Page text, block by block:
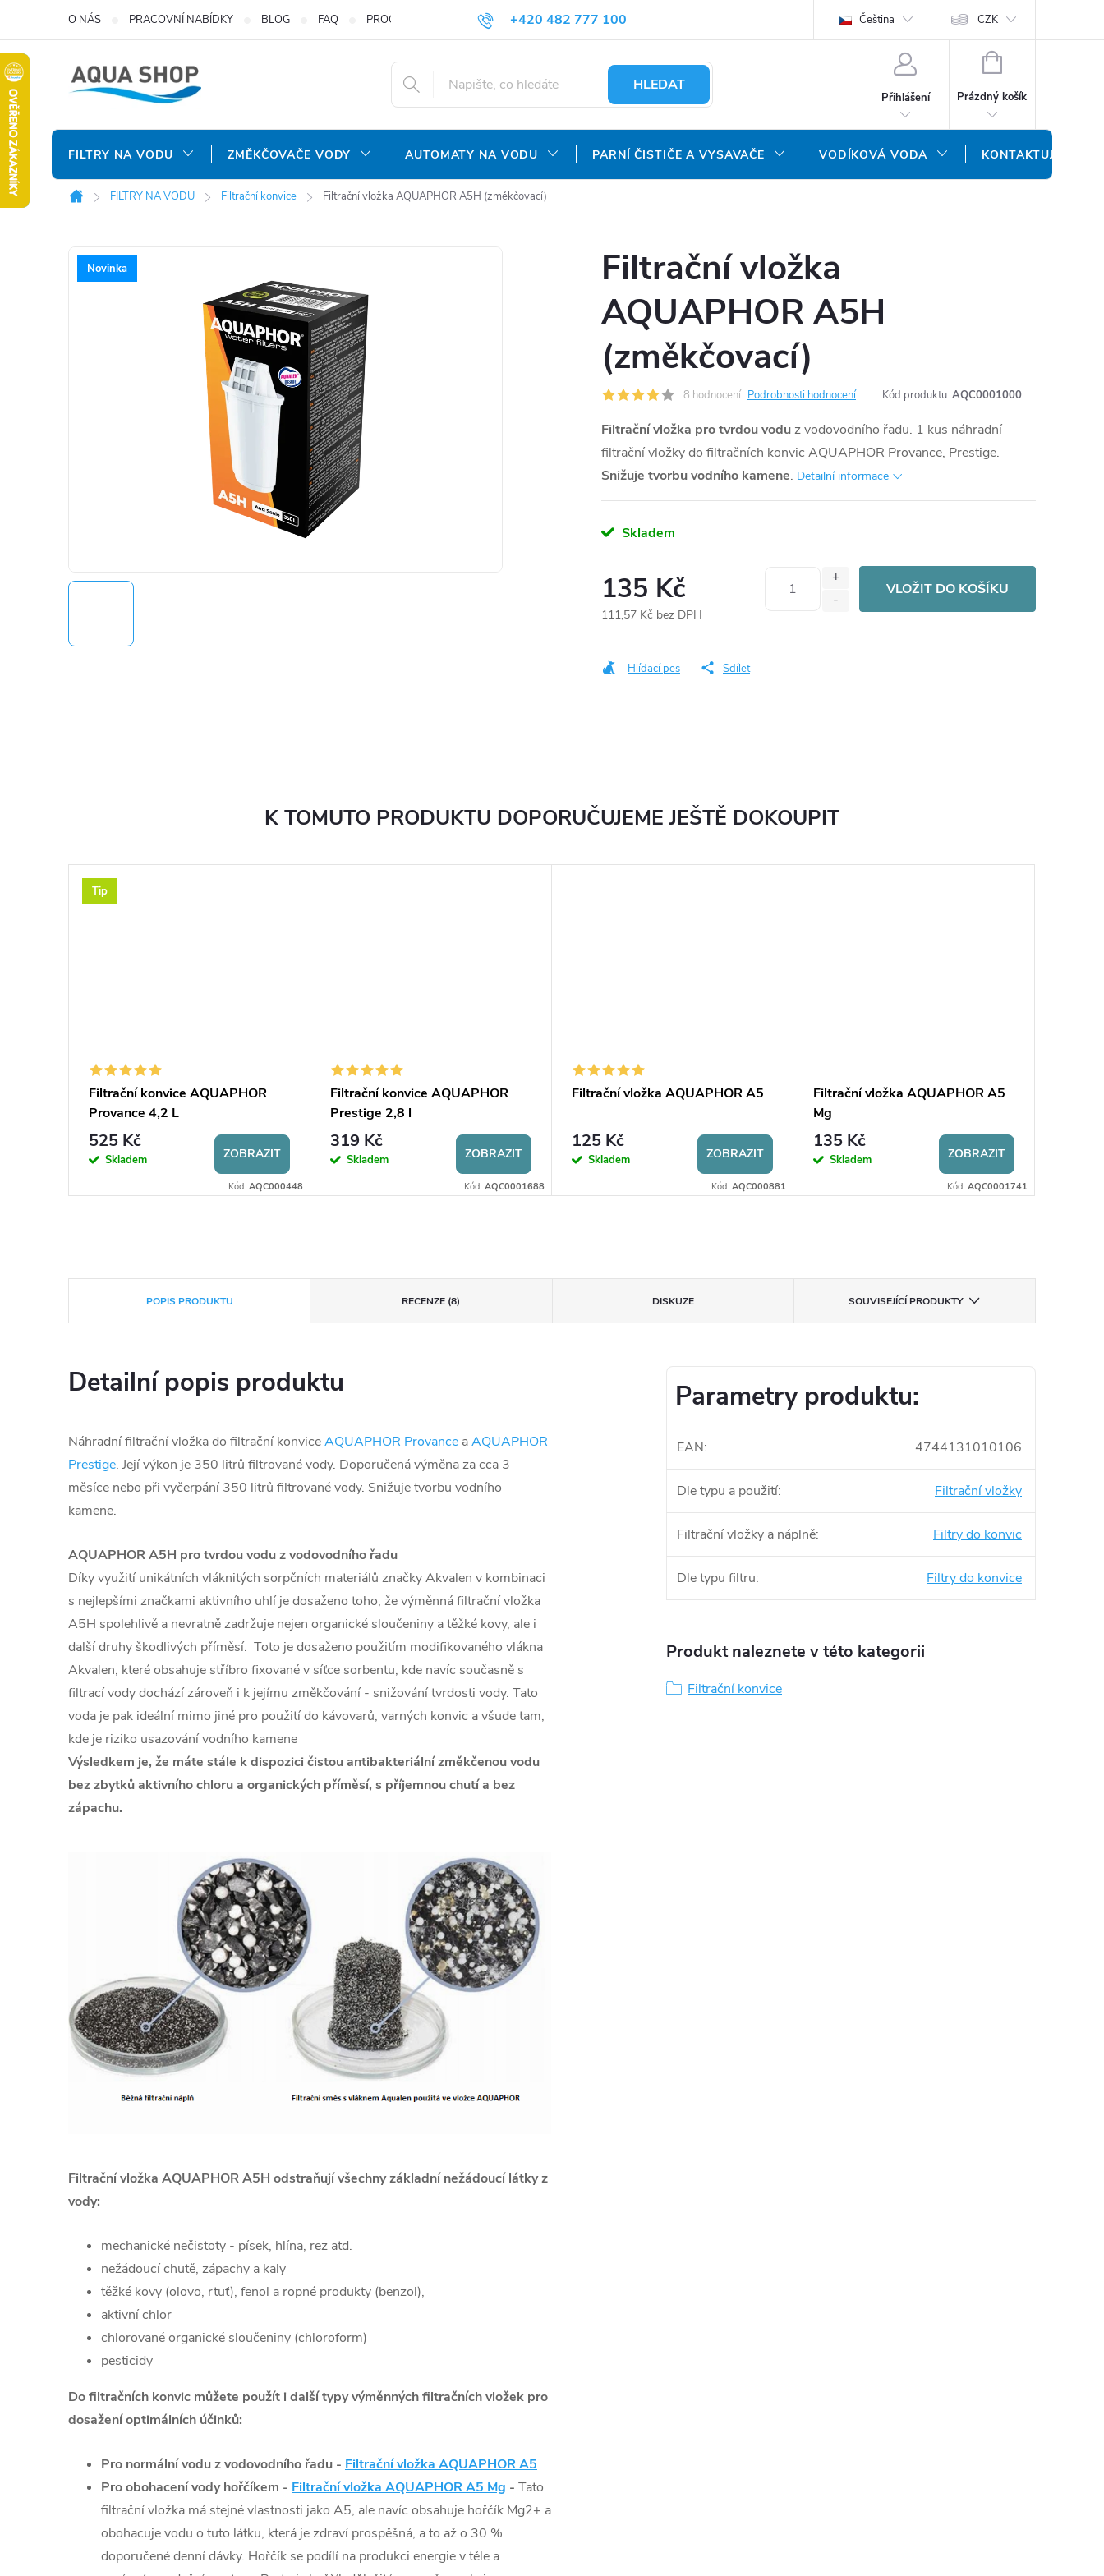
obsah
+420 482 777 100
objednavky@agroaquapro.cz
O NÁS PRACOVNÍ NABÍDKY BLOG FAQ PROČ NAKUPOVAT U NÁS? DOPRAVA A PLATBA OCHRANA OSOBNÍCH ÚDAJŮ NÁŠ SLOVENSKÝ E-
Čeština CZK
HLEDAT
Přihlášení
NÁKUPNÍ
Prázdný košík
FILTRY NA VODU ZMĚKČOVAČE VODY AUTOMATY NA VODU PARNÍ ČISTIČE A VYSAVAČE VODÍKOVÁ VODA KONTAKTUJTE NÁS
Domů
FILTRY NA VODU Filtrační konvice Filtrační vložka AQUAPHOR A5H (změkčovací)
Novinka
Filtrační vložka
AQUAPHOR A5H
(změkčovací)
8 hodnocení Podrobnosti hodnocení Kód produktu: AQC0001000
Filtrační vložka pro tvrdou voduz vodovodního řadu. 1 kus náhradní
filtrační vložky do filtračních konvic AQUAPHOR Provance, Prestige.
Snižuje tvorbu vodního kamene. Detailní informace
Skladem
135 Kč
111,57 Kč bez DPH
VLOŽIT DO KOŠÍKU
Hlídací pes Sdílet
POPIS PRODUKTU RECENZE (8) DISKUZE SOUVISEJÍCÍ PRODUKTY
Detailní popis produktu
Náhradní filtrační vložka do filtrační konviceAQUAPHOR Provance aAQUAPHOR
Prestige. Její výkon je 350 litrů filtrované vody. Doporučená výměna za cca 3
měsíce nebo při vyčerpání 350 litrů filtrované vody. Snižuje tvorbu vodního
kamene.
AQUAPHOR A5H pro tvrdou vodu z vodovodního řadu
Díky využití unikátních vláknitých sorpčních materiálů značky Akvalen v kombinaci
s nejlepšími značkami aktivního uhlí je dosaženo toho, že výměnná filtrační vložka
A5H spolehlivě a nevratně zadržuje nejen organické sloučeniny a těžké kovy, ale i
další druhy škodlivých příměsí. Toto je dosaženo použitím modifikovaného vlákna
Akvalen, které obsahuje stříbro fixované v síťce sorbentu, kde navíc současně s
filtrací vody dochází zároveň i k jejímu změkčování - snižování tvrdosti vody. Tato
voda je pak ideální mimo jiné pro použití do kávovarů, varných konvic a všude tam,
kde je riziko usazování vodního kamene
Výsledkem je, že máte stále k dispozici čistou antibakteriální změkčenou vodu
bez zbytků aktivního chloru a organických příměsí, s příjemnou chutí a bez
zápachu.
Filtrační vložka AQUAPHOR A5H odstraňují všechny základní nežádoucí látky z
vody:
mechanické nečistoty - písek, hlína, rez atd.
nežádoucí chutě, zápachy a kaly
těžké kovy (olovo, rtuť), fenol a ropné produkty (benzol),
aktivní chlor
chlorované organické sloučeniny (chloroform)
pesticidy
Do filtračních konvic můžete použít i další typy výměnných filtračních vložek pro
dosažení optimálních účinků:
Pro normální vodu z vodovodního řadu - Filtrační vložka AQUAPHOR A5
Pro obohacení vody hořčíkem - Filtrační vložka AQUAPHOR A5 Mg - Tato
filtrační vložka má stejné vlastnosti jako A5, ale navíc obsahuje hořčík Mg2+ a
obohacuje vodu o tuto látku, která je zdraví prospěšná, a to až o 30 %
doporučené denní dávky. Hořčík se podílí na produkci energie v těle a
Parametry produktu:
EAN: 4744131010106
Dle typu a použití: Filtrační vložky
Filtrační vložky a náplně: Filtry do konvic
Dle typu filtru: Filtry do konvice
Produkt naleznete v této kategorii
Filtrační konvice
K TOMUTO PRODUKTU DOPORUČUJEME JEŠTĚ DOKOUPIT
Tip
Filtrační konvice AQUAPHOR
Provance 4,2 L
525 Kč
Skladem ZOBRAZIT
Kód: AQC000448
Filtrační konvice AQUAPHOR
Prestige 2,8 l
319 Kč
Skladem ZOBRAZIT
Kód: AQC0001688
Filtrační vložka AQUAPHOR A5
125 Kč
Skladem ZOBRAZIT
Kód: AQC000881
Filtrační vložka AQUAPHOR A5
Mg
135 Kč
Skladem ZOBRAZIT
Kód: AQC0001741